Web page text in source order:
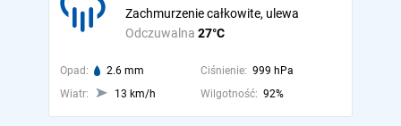
Odczuwalna 27°C
Zachmurzenie całkowite, ulewa
Opad: 2.6 mm Ciśnienie: 999 hPa
Wiatr:
13 km/h Wilgotność: 92%